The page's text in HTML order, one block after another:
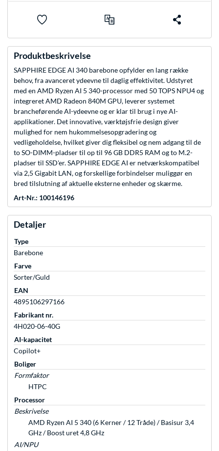
Produktbeskrivelse
SAPPHIRE EDGE AI 340 barebone opfylder en lang række
behov, fra avanceret ydeevne til daglig effektivitet. Udstyret
med en AMD Ryzen AI 5 340-processor med 50 TOPS NPU4 og
integreret AMD Radeon 840M GPU, leverer systemet
brancheførende AI-ydeevne og er klar til brug i nye AI-
applikationer. Det innovative, værktøjsfrie design giver
mulighed for nem hukommelsesopgradering og
vedligeholdelse, hvilket giver dig fleksibel og nem adgang til de
to SO-DIMM-pladser til op til 96 GB DDR5 RAM og to M.2-
pladser til SSD'er. SAPPHIRE EDGE AI er netværkskompatibel
via 2,5 Gigabit LAN, og forskellige forbindelser muliggør en
bred tilslutning af aktuelle eksterne enheder og skærme.
Art-Nr.: 100146196
Detaljer
Type
Barebone
Farve
Sorter/Guld
EAN
4895106297166
Fabrikant nr.
4H020-06-40G
AI-kapacitet
Copilot+
Boliger
Formfaktor
HTPC
Processor
Beskrivelse
AMD Ryzen AI 5 340 (6 Kerner / 12 Tråde) / Basisur 3,4
GHz / Boost uret 4,8 GHz
AI/NPU